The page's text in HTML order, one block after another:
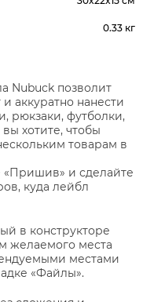
0.33 кг
Nubuck позволит
аккуратно нанести
рюкзаки, футболки,
хотите, чтобы
товарам в
«Пришив» и сделайте
куда лейбл
в конструкторе
желаемого места
местами
«Файлы».